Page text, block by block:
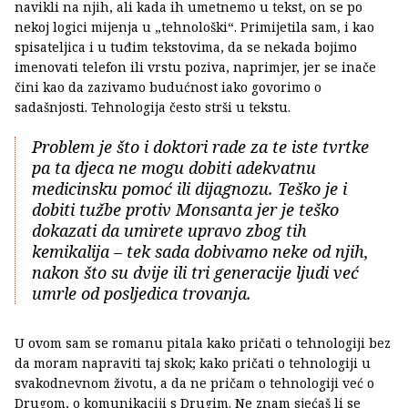
navikli na njih, ali kada ih umetnemo u tekst, on se po
nekoj logici mijenja u „tehnološki“. Primijetila sam, i kao
spisateljica i u tuđim tekstovima, da se nekada bojimo
imenovati telefon ili vrstu poziva, naprimjer, jer se inače
čini kao da zazivamo budućnost iako govorimo o
sadašnjosti. Tehnologija često strši u tekstu.
Problem je što i doktori rade za te iste tvrtke
pa ta djeca ne mogu dobiti adekvatnu
medicinsku pomoć ili dijagnozu. Teško je i
dobiti tužbe protiv Monsanta jer je teško
dokazati da umirete upravo zbog tih
kemikalija – tek sada dobivamo neke od njih,
nakon što su dvije ili tri generacije ljudi već
umrle od posljedica trovanja.
U ovom sam se romanu pitala kako pričati o tehnologiji bez
da moram napraviti taj skok; kako pričati o tehnologiji u
svakodnevnom životu, a da ne pričam o tehnologiji već o
Drugom, o komunikaciji s Drugim. Ne znam sjećaš li se